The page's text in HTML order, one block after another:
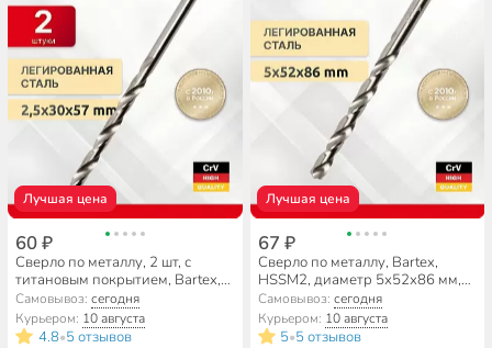
Лучшая цена
60 ₽
Сверло по металлу, 2 шт, с
титановым покрытием, Bartex,
HSSM2, диаметр 2.5х30х57 мм,
блистер, цилиндрический
хвостовик, KF101004
Самовывоз:сегодня
Курьером: 10 августа
4.8•5 отзывов
Лучшая цена
67 ₽
Сверло по металлу, Bartex,
HSSM2, диаметр 5х52х86 мм,
блистер, цилиндрический
хвостовик, KF101013
Самовывоз: сегодня
Курьером: 10 августа
5•5 отзывов